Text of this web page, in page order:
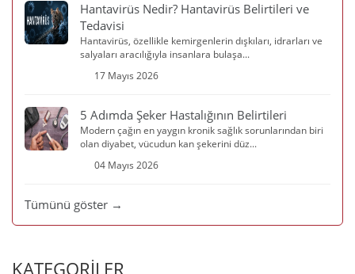
Hantavirüs Nedir? Hantavirüs Belirtileri ve
Tedavisi
Hantavirüs, özellikle kemirgenlerin dışkıları, idrarları ve
salyaları aracılığıyla insanlara bulaşa...
17 Mayıs 2026
5 Adımda Şeker Hastalığının Belirtileri
Modern çağın en yaygın kronik sağlık sorunlarından biri
olan diyabet, vücudun kan şekerini düz...
04 Mayıs 2026
Tümünü göster →
KATEGORİLER